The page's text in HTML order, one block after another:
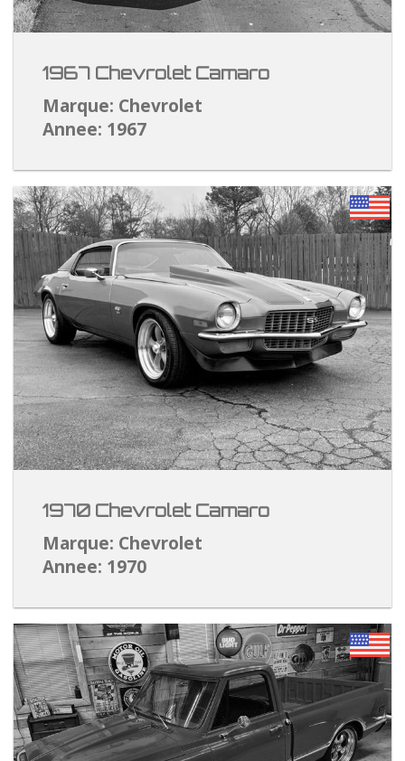
1967 Chevrolet Camaro
Marque: Chevrolet
Annee: 1967
1970 Chevrolet Camaro
Marque: Chevrolet
Annee: 1970